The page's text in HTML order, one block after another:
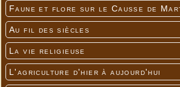
Faune et flore sur le Causse de
Au fil des siècles
La vie religieuse
L'agriculture d'hier à aujourd'hui